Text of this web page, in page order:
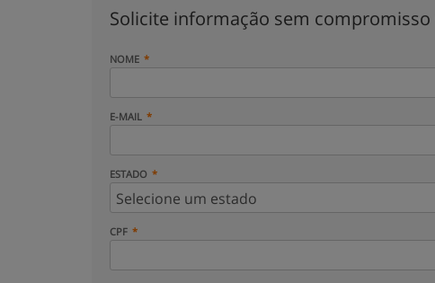
Solicite informação sem compromisso
NOME
E-MAIL
ESTADO
CPF